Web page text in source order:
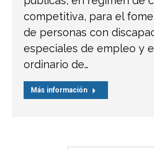
competitiva, para el
de personas con
especiales de empleo y
ordinario de…
Más información